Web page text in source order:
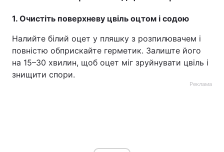
1. Очистіть поверхневу цвіль оцтом і содою
Налийте білий оцет у пляшку з розпилювачем і
повністю обприскайте герметик. Залиште його
на 15–30 хвилин, щоб оцет міг зруйнувати цвіль і
знищити спори.
Реклама